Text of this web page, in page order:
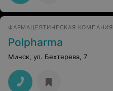
ФАРМАЦЕВТИЧЕСКАЯ КОМПАНИЯ
Polpharma
Минск, ул. Бехтерева, 7